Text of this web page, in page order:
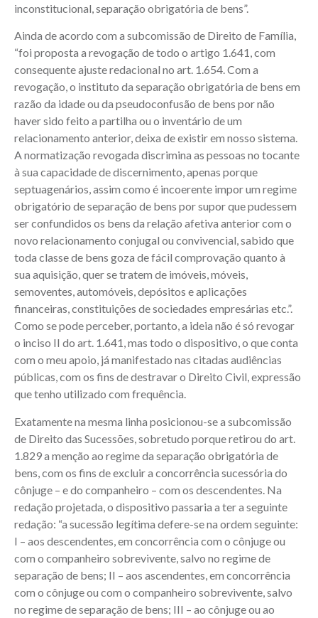
inconstitucional, separação obrigatória de bens”.
Ainda de acordo com a subcomissão de Direito de Família,
“foi proposta a revogação de todo o artigo 1.641, com
consequente ajuste redacional no art. 1.654. Com a
revogação, o instituto da separação obrigatória de bens em
razão da idade ou da pseudoconfusão de bens por não
haver sido feito a partilha ou o inventário de um
relacionamento anterior, deixa de existir em nosso sistema.
A normatização revogada discrimina as pessoas no tocante
à sua capacidade de discernimento, apenas porque
septuagenários, assim como é incoerente impor um regime
obrigatório de separação de bens por supor que pudessem
ser confundidos os bens da relação afetiva anterior com o
novo relacionamento conjugal ou convivencial, sabido que
toda classe de bens goza de fácil comprovação quanto à
sua aquisição, quer se tratem de imóveis, móveis,
semoventes, automóveis, depósitos e aplicações
financeiras, constituições de sociedades empresárias etc.”.
Como se pode perceber, portanto, a ideia não é só revogar
o inciso II do art. 1.641, mas todo o dispositivo, o que conta
com o meu apoio, já manifestado nas citadas audiências
públicas, com os fins de destravar o Direito Civil, expressão
que tenho utilizado com frequência.
Exatamente na mesma linha posicionou-se a subcomissão
de Direito das Sucessões, sobretudo porque retirou do art.
1.829 a menção ao regime da separação obrigatória de
bens, com os fins de excluir a concorrência sucessória do
cônjuge – e do companheiro – com os descendentes. Na
redação projetada, o dispositivo passaria a ter a seguinte
redação: “a sucessão legítima defere-se na ordem seguinte:
I – aos descendentes, em concorrência com o cônjuge ou
com o companheiro sobrevivente, salvo no regime de
separação de bens; II – aos ascendentes, em concorrência
com o cônjuge ou com o companheiro sobrevivente, salvo
no regime de separação de bens; III – ao cônjuge ou ao